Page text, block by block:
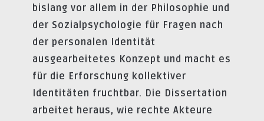
bislang vor allem in der Philosophie und
der Sozialpsychologie für Fragen nach
der personalen Identität
ausgearbeitetes Konzept und macht es
für die Erforschung kollektiver
Identitäten fruchtbar. Die Dissertation
arbeitet heraus, wie rechte Akteure